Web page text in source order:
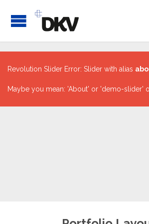
Revolution Slider Error: Slider with alias
Maybe you mean: 'About' or 'demo-slider'